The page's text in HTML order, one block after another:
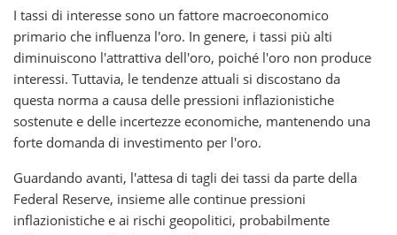
I tassi di interesse sono un fattore macroeconomico
primario che influenza l'oro. In genere, i tassi più alti
diminuiscono l'attrattiva dell'oro, poiché l'oro non produce
interessi. Tuttavia, le tendenze attuali si discostano da
questa norma a causa delle pressioni inflazionistiche
sostenute e delle incertezze economiche, mantenendo una
forte domanda di investimento per l'oro.
Guardando avanti, l'attesa di tagli dei tassi da parte della
Federal Reserve, insieme alle continue pressioni
inflazionistiche e ai rischi geopolitici, probabilmente